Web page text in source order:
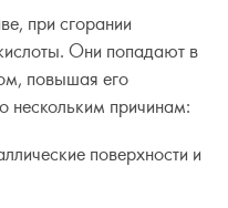
при сгорании
Они попадают в
повышая его
нескольким причинам:
поверхности и